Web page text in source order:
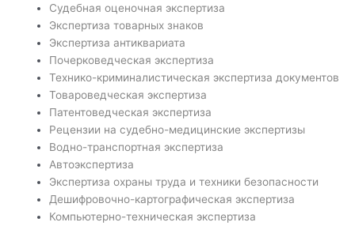
Судебная оценочная экспертиза
Экспертиза товарных знаков
Экспертиза антиквариата
Почерковедческая экспертиза
Технико-криминалистическая экспертиза документов
Товароведческая экспертиза
Патентоведческая экспертиза
Рецензии на судебно-медицинские экспертизы
Водно-транспортная экспертиза
Автоэкспертиза
Экспертиза охраны труда и техники безопасности
Дешифровочно-картографическая экспертиза
Компьютерно-техническая экспертиза